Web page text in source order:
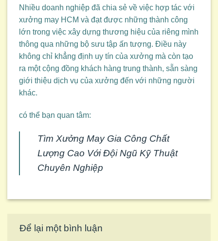
Nhiều doanh nghiệp đã chia sẻ về việc hợp tác với
xưởng may HCM và đạt được những thành công
lớn trong việc xây dựng thương hiệu của riêng mình
thông qua những bộ sưu tập ấn tượng. Điều này
không chỉ khẳng định uy tín của xưởng mà còn tạo
ra một cộng đồng khách hàng trung thành, sẵn sàng
giới thiệu dịch vụ của xưởng đến với những người
khác.
có thể bạn quan tâm:
Tìm Xưởng May Gia Công Chất
Lượng Cao Với Đội Ngũ Kỹ Thuật
Chuyên Nghiệp
Để lại một bình luận